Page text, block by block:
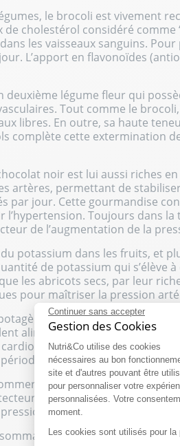
Continuer sans accepter
Gestion des Cookies
Nutri&Co utilise des cookies
nécessaires au bon
site et d'autres pouvant être
pour personnaliser votre
personnalisées. Votre
moment.
Les cookies sont utilisés pour
le brocoli est vivement
de cholestérol considéré
les vaisseaux sanguins.
L’apport en flavonoïdes
deuxième légume fleur qui
Tout comme le
libres. En outre, sa haute
complète cette extermination
noir est lui aussi riches
artères, permettant de
par jour. Cette gourmandise
l’hypertension. Toujours dans
de l’augmentation de la
potassium dans les fruits, et
de potassium qui s’élève
les abricots secs, par leur
pour maîtriser la pression
vivace reconnue pour
aliment pour lutter contre la
On vous
de 16 ou 8 semaines afin
sans modération est le
par les médecins de
artérielle élevée.
régulière de